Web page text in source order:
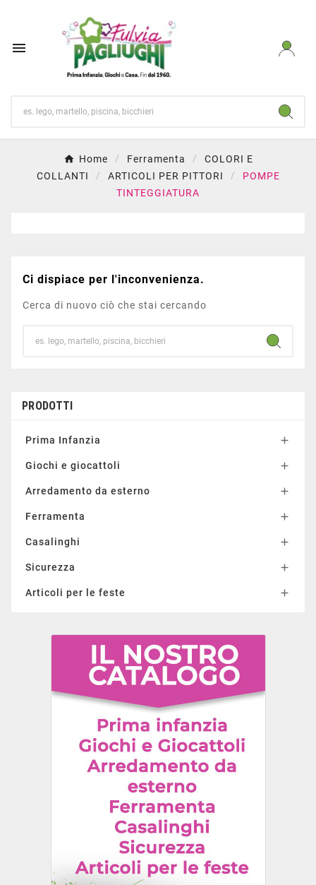

Home Ferramenta
COLORI E
COLLANTI
ARTICOLI PER PITTORI
POMPE
TINTEGGIATURA
Ci dispiace per l'inconvenienza.
Cerca di nuovo ciò che stai cercando
PRODOTTI
Prima Infanzia 
Giochi e giocattoli 
Arredamento da esterno 
Ferramenta 
Casalinghi 
Sicurezza 
Articoli per le feste 